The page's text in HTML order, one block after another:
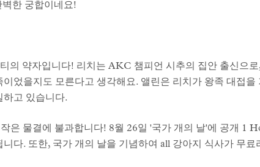
한 궁합이네요!
의 약자입니다! 리치는 AKC 챔피언 시추의 집안 출신으
이었을지도 모른다고 생각해요. 앨린은 리치가 왕족 대접
하고 있습니다.
은 물결에 불과합니다! 8월 26일 '국가 개의 날'에 공개 1
다. 또한, 국가 개의 날을 기념하여 all 강아지 식사가 무료